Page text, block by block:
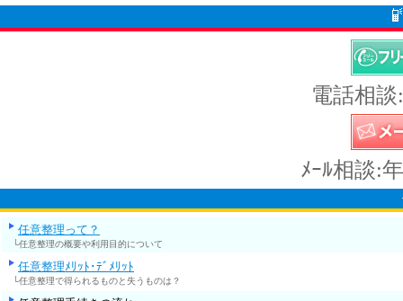
電話相
ﾒｰﾙ相談:
任意整理って？
└任意整理の概要や利用目的について
任意整理ﾒﾘｯﾄ･ﾃﾞﾒﾘｯﾄ
└任意整理で得られるものと失うものは？